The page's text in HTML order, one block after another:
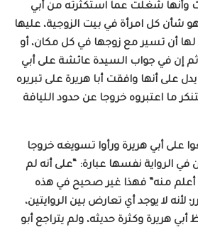
وأنها شغلت عما استكثرته من أبي
شأن كل امرأة في بيت الزوجية، عليها
لها أن تسير مع زوجها في كل مكان، أو
ثم إن في جواب السيدة عائشة على أبي
على أنها وافقت أبا هريرة على تبريره
ما اعتبروه خروجا عن حدود اللياقة
على أبي هريرة ورأوا تسويغه خروجا
في الرواية نفسها عبارة: “على أنه لم
أعلم منه” فهذا غير صحيح في هذه
لأنه لا يوجد أي تعارض بين الروايتين،
هريرة وكثرة حديثه، ولم يتراجع أبو